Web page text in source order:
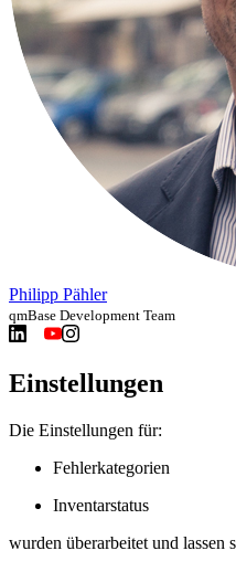
Philipp Pähler
qmBase Development Team
Einstellungen
Die Einstellungen für:
Fehlerkategorien
Inventarstatus
wurden überarbeitet und lassen